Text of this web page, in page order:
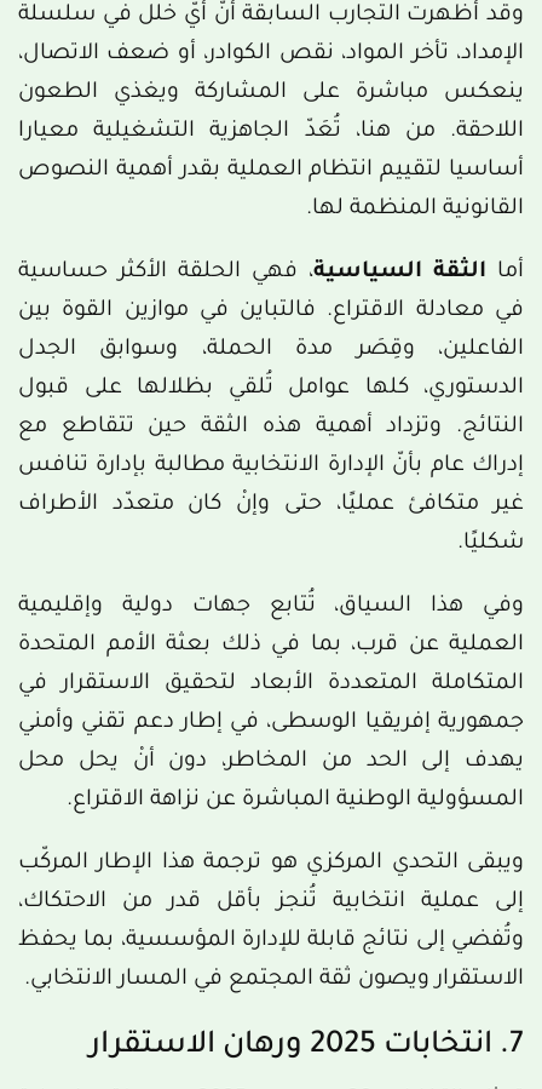
وقد أظهرت التجارب السابقة أنّ أيّ خلل في سلسلة
الإمداد، تأخر المواد، نقص الكوادر، أو ضعف الاتصال،
ينعكس مباشرة على المشاركة ويغذي الطعون
اللاحقة. من هنا، تُعَدّ الجاهزية التشغيلية معيارا
أساسيا لتقييم انتظام العملية بقدر أهمية النصوص
القانونية المنظمة لها.
أما الثقة السياسية، فهي الحلقة الأكثر حساسية
في معادلة الاقتراع. فالتباين في موازين القوة بين
الفاعلين، وقِصَر مدة الحملة، وسوابق الجدل
الدستوري، كلها عوامل تُلقي بظلالها على قبول
النتائج. وتزداد أهمية هذه الثقة حين تتقاطع مع
إدراك عام بأنّ الإدارة الانتخابية مطالبة بإدارة تنافس
غير متكافئ عمليًا، حتى وإنْ كان متعدّد الأطراف
شكليًا.
وفي هذا السياق، تُتابع جهات دولية وإقليمية
العملية عن قرب، بما في ذلك بعثة الأمم المتحدة
المتكاملة المتعددة الأبعاد لتحقيق الاستقرار في
جمهورية إفريقيا الوسطى، في إطار دعم تقني وأمني
يهدف إلى الحد من المخاطر، دون أنْ يحل محل
المسؤولية الوطنية المباشرة عن نزاهة الاقتراع.
ويبقى التحدي المركزي هو ترجمة هذا الإطار المركّب
إلى عملية انتخابية تُنجز بأقل قدر من الاحتكاك،
وتُفضي إلى نتائج قابلة للإدارة المؤسسية، بما يحفظ
الاستقرار ويصون ثقة المجتمع في المسار الانتخابي.
7. انتخابات 2025 ورهان الاستقرار